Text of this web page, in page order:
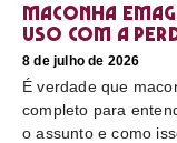
Maconha
uso com a
8 de julho de 2026
É verdade que
completo para
o assunto e como